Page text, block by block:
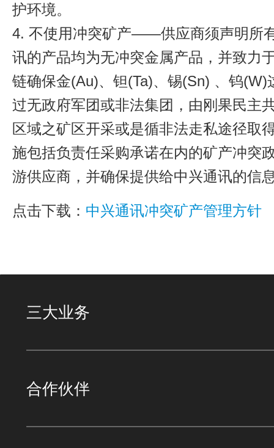
护环境。
4. 不使用冲突矿产——供应商须声明所
讯的产品均为无冲突金属产品，并致力
链确保金(Au)、钽(Ta)、锡(Sn) 、钨(W)
过无政府军团或非法集团，由刚果民主
区域之矿区开采或是循非法走私途径取
施包括负责任采购承诺在内的矿产冲突
游供应商，并确保提供给中兴通讯的信
点击下载： 中兴通讯冲突矿产管理方针
三大业务
合作伙伴